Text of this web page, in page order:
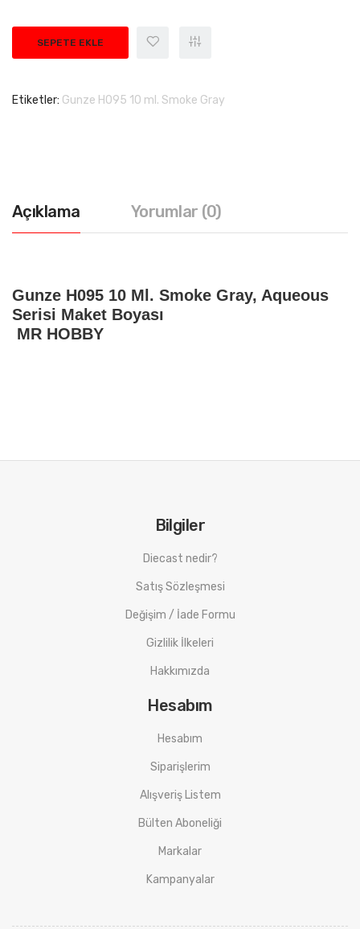
SEPETE EKLE
Etiketler: Gunze H095 10 ml. Smoke Gray
Açıklama Yorumlar (0)
Gunze H095 10 Ml. Smoke Gray, Aqueous
Serisi Maket Boyası
MR HOBBY
Bilgiler
Diecast nedir?
Satış Sözleşmesi
Değişim / İade Formu
Gizlilik İlkeleri
Hakkımızda
Hesabım
Hesabım
Siparişlerim
Alışveriş Listem
Bülten Aboneliği
Markalar
Kampanyalar